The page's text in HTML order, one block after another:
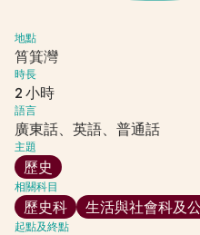
地點
筲箕灣
時長
2 小時
語言
廣東話、英語、普通話
主題
歷史
相關科目
歷史科 生活與社會科及
起點及終點